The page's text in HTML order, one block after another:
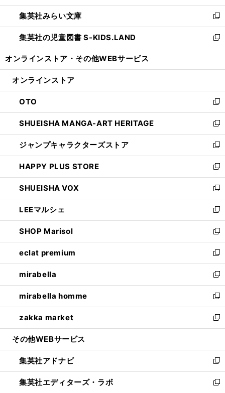
開
く
ウ
で
開
く
ン
ド
ウ
で
ウ
ィ
ン
ド
開
集英社みらい文庫
新
し
い
ン
ウ
で
開
く
集英社の児童図書 S-KIDS.LAND
新
ウ
ン
ド
ウ
で
開
く
オンラインストア・ その他WEBサービス
オンラインストア
OTO
新
し
い
ウ
ィ
ン
ド
ウ
で
開
く
SHUEISHA MANGA-ART HERITAGE
新
し
い
ウ
ィ
ン
ド
ウ
で
開
く
ジャンプキャラクターズストア
新
し
い
ウ
ィ
ン
ド
ウ
で
開
く
HAPPY PLUS STORE
新
し
い
ウ
ィ
ン
ド
ウ
で
開
く
SHUEISHA VOX
新
し
い
ウ
ィ
ン
ド
ウ
で
開
く
LEEマルシェ
新
し
い
ウ
ィ
ン
ド
ウ
で
開
く
SHOP Marisol
新
し
い
ウ
ィ
ン
ド
ウ
で
開
eclat premium
新
し
い
ウ
ィ
ン
ド
ウ
開
く
mirabella
新
し
い
ウ
ィ
ン
ウ
で
開
く
mirabella homme
新
し
い
ウ
ン
ド
ウ
で
zakka market
新
し
ウ
ィ
ン
ド
その他WEBサービス
集英社アドナビ
新
し
い
集英社エディターズ・ラボ
新